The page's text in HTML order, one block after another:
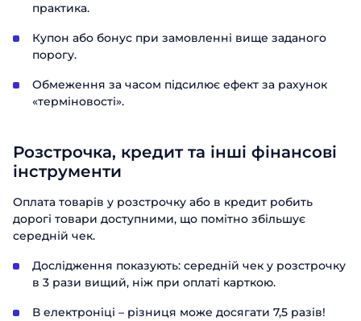
практика.
Купон або бонус при замовленні вище заданого
порогу.
Обмеження за часом підсилює ефект за рахунок
«терміновості».
Розстрочка, кредит та інші фінансові
інструменти
Оплата товарів у розстрочку або в кредит робить
дорогі товари доступними, що помітно збільшує
середній чек.
Дослідження показують: середній чек у розстрочку
в 3 рази вищий, ніж при оплаті карткою.
В електроніці – різниця може досягати 7,5 разів!